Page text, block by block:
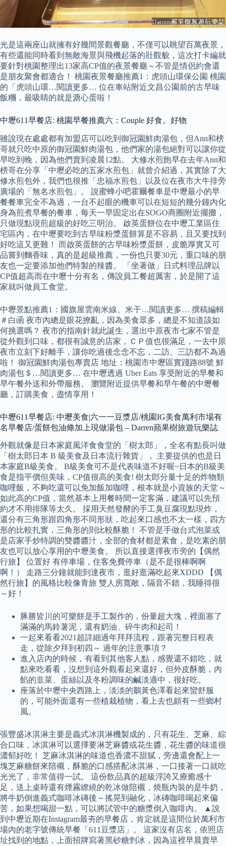
光是這兩座山就擁有好幾間景觀餐廳，不僅可以眺望百萬夜景，
有些還能同時看到無敵海景與飛機起落的壯觀貌，這次打卡編就
要針對桃園整理出13家高CP值的夜景餐廳～不管是情侶約會還
是朋友聚會都適合！ 桃園夜景餐廳推薦1：虎頭山環保公園 桃園
的「虎頭山環…閱讀更多… 位在車站附近文昌公園前的古早味
飯糰，最吸睛的就是溏心蛋啦！
中壢611早餐店: 桃園早餐推薦六：Couple 好食。好物
雖說現在處處都有加盟店可以吃到御冠園鮮肉湯包，但Ann和榜
哥就只吃中原的御冠園鮮肉湯包，他們家的湯包絕對可以讓你從
早吃到晚，因為他們賣到凌晨12點。 大修水煎飽早在去年Ann和
榜哥在分享「中壢必吃的五家水煎包」就曾介紹過，其實除了大
修水煎包外，我們也很推「忠福水煎包」以及位在夜市大牛排旁
廣場的「無名水煎包」。 說蜜蜂小吧霍爾餐車是中壢最小的早
餐餐車完全不為過，一台不起眼的機車可以在短短的幾分鐘內化
身為煎煮早餐的餐車，每天一早固定出在SOGO商圈附近擺攤，
只做現點現煎超級的好吃三明治。 啟英蛋餅位在中壢工業區住
宅區內，在中壢要吃到古早味粉漿蛋餅算是不容易，且又要找到
好吃這又更難！ 而啟英蛋餅的古早味粉漿蛋餅，皮脆厚實又可
品嘗到麵香味，真的是超級推薦，一份也只要30元，重口味的朋
友也一定要添加他們特製的辣醬。 「坐著做」日式料理品牌以
CP值超高而在中壢十分有名，傳說員工餐超厲害，於是開了這
家就叫做員工食堂。
中壢景點推薦1：國旗屋雲南米線、米干…閱讀更多… 撰稿編輯
＃白函 夜市內總是眼花撩亂，因為美食眾多，總是不知道該如
何挑選嗎？ 夜市的指南針就此誕生，選出中原夜市七家不管是
從外觀到口味，都很有誠意的店家，ＣＰ值也很滿足，一去中原
夜市立刻下好離手，讓你吃過後念念不忘，二訪、三訪都不為過
啦！ 御冠園鮮肉湯包專賣店 地址：桃園市中壢區實踐路88號 鮮
肉湯包＄…閱讀更多… 在中壢透過 Uber Eats 享受附近的早餐和
早午餐外送和外帶服務。 瀏覽附近提供早餐和早午餐的中壢餐
廳，訂購美食，盡情享用！
中壢611早餐店: 中壢美食|六一一豆漿店/桃園IG美食萬利市場有
名早餐店/蛋餅包油條加上現做湯包 – Darren蘋果樹旅遊玩樂誌
外觀就像是日本家庭風洋食食堂的「樹太郎」，全名有點長叫做
「樹太郎日本 B 級美食及日本流行雜貨」， 主要提供的也是日
本家庭B級美食。 B級美食可不是代表味道不好喔~日本的B級美
食是指平價但美味，CP值很高的美食! 樹太郎分量十足的炸物類
咖哩飯，不夠吃還可以免加飯加咖哩，根本就是小資族的天堂～
如此高的CP值，當然基本上用餐時間一定客滿，建議可以先預
約才不用排隊等太久。 採用天然發酵的手工臭豆腐現點現炸，
還分有三角形跟四角形不同形狀，吃起來口感也不太一樣，四方
形的比較扎實，三角形的則比較酥脆！ 不管是手做台式泡菜或
是店家手炒特調的雙醬醬汁，全部的食材都是素食，是吃素的朋
友也可以放心享用的中壢美食。 所以直接選擇夜市旁的【偶然
行旅】 位置好 有停車場，住客免費停車（是不是很棒啊啊
啊！） 走路三分鐘就能到達夜市，逛好逛滿吃起來XDDD 【偶
然行旅】的風格比較像青旅 雙人房寬敞，隔音不錯，我睡得很
～好！
豚勝皆川的可樂餅是手工製作的，份量超大塊，裡面塞了
滿滿的馬鈴薯泥，還有奶油、碎牛肉和起司！
一起來看看2021超詳細過年拜拜流程，跟著完整日程表
走，從除夕拜到初四～ 過年的注意事項？
進入店內的時候，有看到其他客人點，感覺還不錯吃，就
點來吃看看，沒想到這外觀看起來還好，但外皮酥脆，內
餡的韭菜、蛋絲以及冬粉調味的鹹淡適中，很好吃。
座落於中壢中央西路上，淡淡的鵝黃色澤看起來蠻舒服
的，可能外面還有一些植栽植物，看上去也頗有一些鄉村
風。
張豐盛冰淇淋主要是義式冰淇淋機製成的，只有花生、芝麻、綜
合口味，冰淇淋可以選擇要淋芝麻醬或花生醬，花生醬的味道很
濃郁好吃！ 芝麻冰淇淋的味道也香濃不甜膩，旁邊還會配上一
塊芝麻糖餅來陪襯，酥脆的口感搭配冰淇淋，一口接著一口就吃
光光了，非常值得一試。 這份飲品真的超級浮誇又療癒感十
足，送上桌時還有煙霧繚繞的乾冰做陪襯，燒瓶內裝的是牛奶，
將牛奶倒進義式咖啡冰磚後～搖晃到融化，冰磚咖啡喝起來偏
苦，如果想喝甜一點，可以將試管中的糖漿倒入咖啡內。 ▲說
到中壢近期在Instagram最夯的早餐店，肯定就是這間位於萬利市
場內的老字號傳統早餐「611豆漿店」。 這家沒有店名，依照店
址找到的地點，上面招牌寫著黑砂糖剉冰，因為這裡早晨賣早